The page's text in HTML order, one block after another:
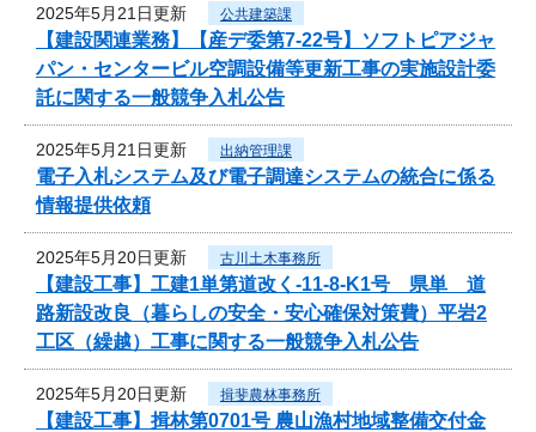
2025年5月21日更新 公共建築課
【建設関連業務】【産デ委第7-22号】ソフトピアジャ
パン・センタービル空調設備等更新工事の実施設計委
託に関する一般競争入札公告
2025年5月21日更新 出納管理課
電子入札システム及び電子調達システムの統合に係る
情報提供依頼
2025年5月20日更新 古川土木事務所
【建設工事】工建1単第道改く-11-8-K1号 県単 道
路新設改良（暮らしの安全・安心確保対策費）平岩2
工区（繰越）工事に関する一般競争入札公告
2025年5月20日更新 揖斐農林事務所
【建設工事】揖林第0701号 農山漁村地域整備交付金